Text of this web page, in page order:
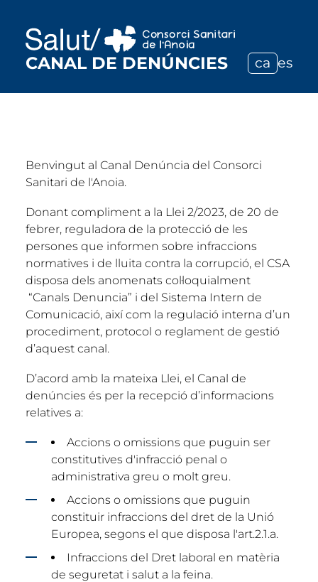
CANAL DE DENÚNCIES ca es
Benvingut al Canal Denúncia del Consorci
Sanitari de l'Anoia.
Donant compliment a la Llei 2/2023, de 20 de
febrer, reguladora de la protecció de les
persones que informen sobre infraccions
normatives i de lluita contra la corrupció, el CSA
disposa dels anomenats col·loquialment
“Canals Denuncia” i del Sistema Intern de
Comunicació, així com la regulació interna d’un
procediment, protocol o reglament de gestió
d’aquest canal.
D’acord amb la mateixa Llei, el Canal de
denúncies és per la recepció d’informacions
relatives a:
Accions o omissions que puguin ser
constitutives d'infracció penal o
administrativa greu o molt greu.
Accions o omissions que puguin
constituir infraccions del dret de la Unió
Europea, segons el que disposa l'art.2.1.a.
Infraccions del Dret laboral en matèria
de seguretat i salut a la feina.